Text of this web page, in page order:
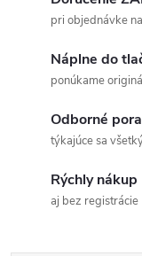
pri objednávke
Náplne do
ponúkame
Odborné
týkajúce sa
Rýchly nákup
aj bez registrácie